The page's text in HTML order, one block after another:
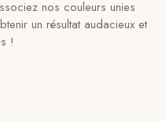
nos couleurs unies
un résultat audacieux et
!